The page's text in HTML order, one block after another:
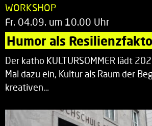
WORKSHOP
Fr. 04.09. um 10.00 Uhr
Humor als
Der katho KULTURSOMMER lädt
Mal dazu ein, Kultur als Raum der
kreativen…